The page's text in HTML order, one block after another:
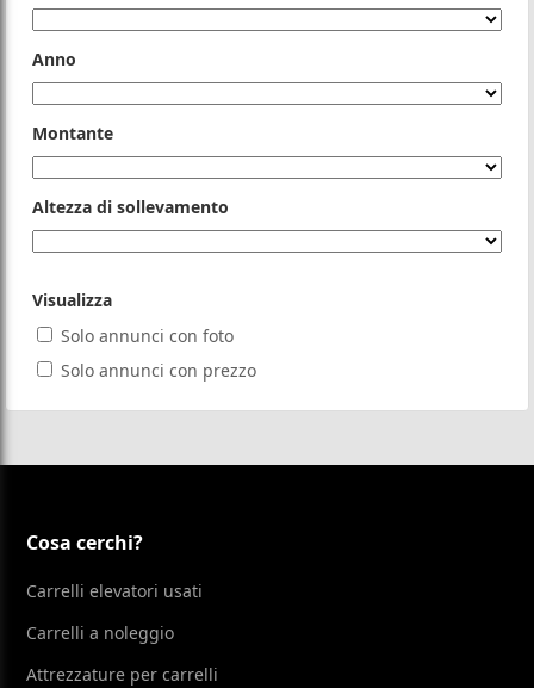
Anno
Montante
Altezza di sollevamento
Visualizza
Solo annunci con foto
Solo annunci con prezzo
Cosa cerchi?
Carrelli elevatori usati
Carrelli a noleggio
Attrezzature per carrelli